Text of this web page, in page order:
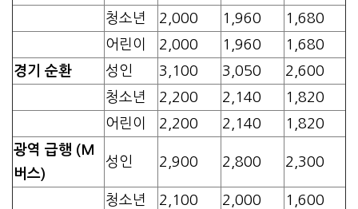
청소년 2,000 1,960
1,680
어린이
2,000 1,960
1,680
경기 순환
성인 3,100 3,050
2,600
청소년
2,200 2,140
1,820
어린이
2,200 2,140
1,820
광역 급행 (M
버스)
성인 2,900 2,800 2,300
청소년 2,100 2,000
1,600